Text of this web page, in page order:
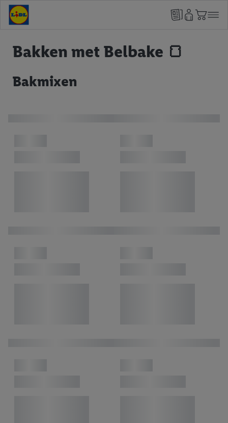
Bakken met Belbake 🍞
Bakmixen